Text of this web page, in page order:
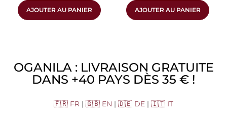
AJOUTER AU PANIER AJOUTER AU PANIER
OGANILA : LIVRAISON GRATUITE
DANS +40 PAYS DÈS 35 € !
🇫🇷 FR | 🇬🇧 EN | 🇩🇪 DE | 🇮🇹 IT